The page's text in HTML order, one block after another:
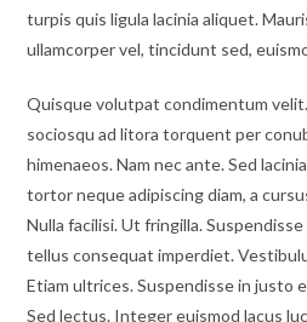
turpis quis ligula lacinia aliquet.
ullamcorper vel, tincidunt sed,
Quisque volutpat condimentum
sociosqu ad litora torquent per
himenaeos. Nam nec ante. Sed
tortor neque adipiscing diam, a
Nulla facilisi. Ut fringilla.
tellus consequat imperdiet.
Etiam ultrices. Suspendisse in justo
Sed lectus. Integer euismod lacus